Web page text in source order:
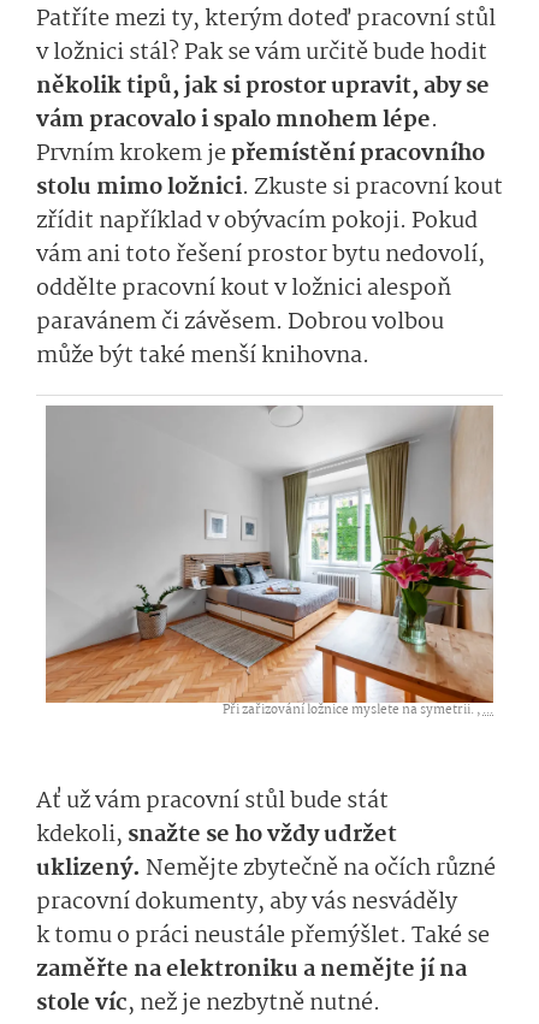
Patříte mezi ty, kterým doteď pracovní stůl
v ložnici stál? Pak se vám určitě bude hodit
několik tipů, jak si prostor upravit, aby se
vám pracovalo i spalo mnohem lépe.
Prvním krokem jepřemístění pracovního
stolu mimo ložnici. Zkuste si pracovní kout
zřídit například v obývacím pokoji. Pokud
vám ani toto řešení prostor bytu nedovolí,
oddělte pracovní kout v ložnici alespoň
paravánem či závěsem. Dobrou volbou
může být také menší knihovna.
Při zařizování ložnice myslete na symetrii. ,...
Ať už vám pracovní stůl bude stát
kdekoli, snažte se ho vždy udržet
uklizený. Nemějte zbytečně na očích různé
pracovní dokumenty, aby vás nesváděly
k tomu o práci neustále přemýšlet. Také se
zaměřte na elektroniku a nemějte jí na
stole víc, než je nezbytně nutné.